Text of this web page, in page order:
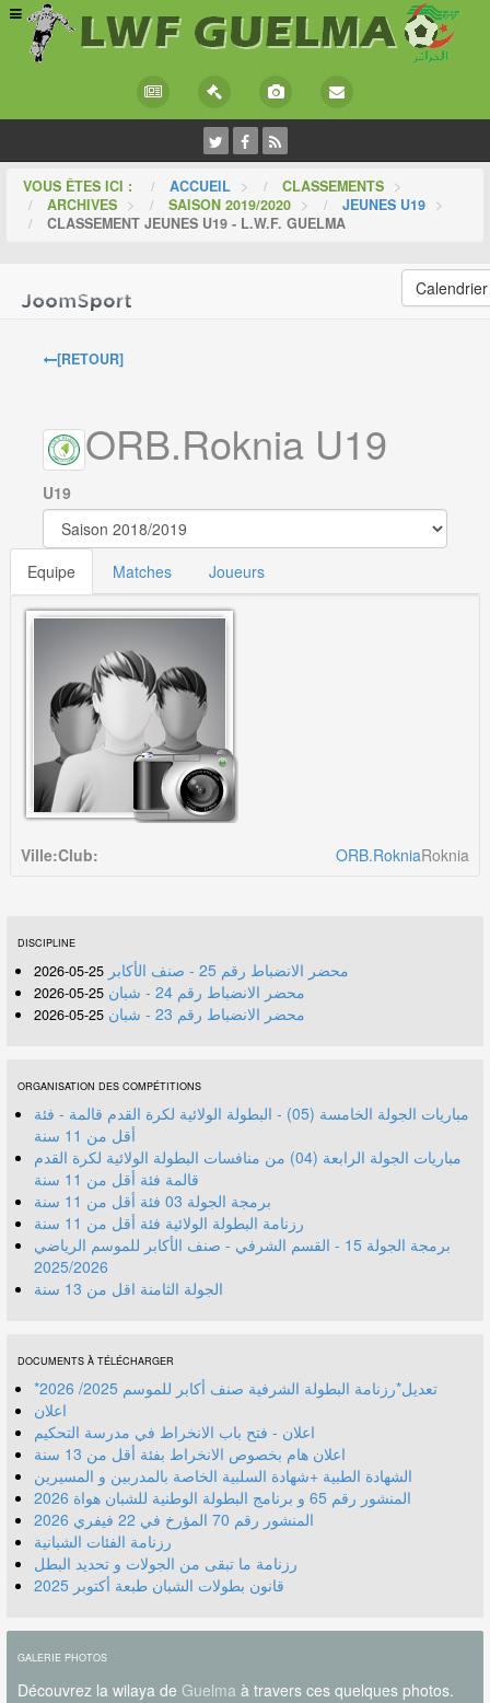
VOUS ÊTES ICI : ACCUEIL > CLASSEMENTS >
ARCHIVES > SAISON 2019/2020 > JEUNES U19 >
CLASSEMENT JEUNES U19 - L.W.F. GUELMA
Calendrier
[RETOUR]
ORB.Roknia U19
U19
Equipe Matches Joueurs
Ville: Roknia
Club: ORB.Roknia
DISCIPLINE
محضر الانضباط رقم 25 - صنف الأكابر 25-05-2026
محضر الانضباط رقم 24 - شبان 25-05-2026
محضر الانضباط رقم 23 - شبان 25-05-2026
ORGANISATION DES COMPÉTITIONS
مباريات الجولة الخامسة (05) - البطولة الولائية لكرة القدم قالمة - فئة
أقل من 11 سنة
مباريات الجولة الرابعة (04) من منافسات البطولة الولائية لكرة القدم
قالمة فئة أقل من 11 سنة
برمجة الجولة 03 فئة أقل من 11 سنة
رزنامة البطولة الولائية فئة أقل من 11 سنة
برمجة الجولة 15 - القسم الشرفي - صنف الأكابر للموسم الرياضي
2025/2026
الجولة الثامنة اقل من 13 سنة
DOCUMENTS À TÉLÉCHARGER
*تعديل*رزنامة البطولة الشرفية صنف أكابر للموسم 2025/ 2026
اعلان
اعلان - فتح باب الانخراط في مدرسة التحكيم
اعلان هام بخصوص الانخراط بفئة أقل من 13 سنة
الشهادة الطبية +شهادة السلبية الخاصة بالمدربين و المسيرين
المنشور رقم 70 المؤرخ في 22 فيفري 2026
رزنامة الفئات الشبانية
رزنامة ما تبقى من الجولات و تحديد البطل
قانون بطولات الشبان طبعة أكتوبر 2025
GALERIE PHOTOS
Découvrez la wilaya de Guelmaà travers ces quelques photos.